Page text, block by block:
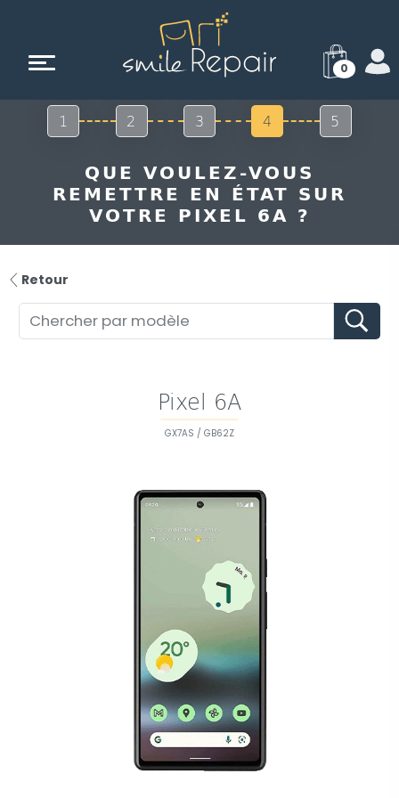
0
1 2 3 4 5
QUE VOULEZ-VOUS
REMETTRE EN ÉTAT SUR
VOTRE PIXEL 6A ?
Retour
Pixel 6A
GX7AS / GB62Z